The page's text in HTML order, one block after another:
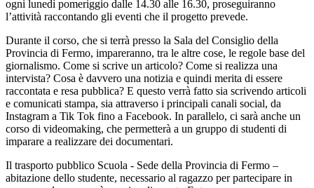
ogni lunedì pomeriggio dalle 14.30 alle 16.30, proseguiranno
l’attività raccontando gli eventi che il progetto prevede.
Durante il corso, che si terrà presso la Sala del Consiglio della
Provincia di Fermo, impareranno, tra le altre cose, le regole base del
giornalismo. Come si scrive un articolo? Come si realizza una
intervista? Cosa è davvero una notizia e quindi merita di essere
raccontata e resa pubblica? E questo verrà fatto sia scrivendo articoli
e comunicati stampa, sia attraverso i principali canali social, da
Instagram a Tik Tok fino a Facebook. In parallelo, ci sarà anche un
corso di videomaking, che permetterà a un gruppo di studenti di
imparare a realizzare dei documentari.
Il trasporto pubblico Scuola - Sede della Provincia di Fermo –
abitazione dello studente, necessario al ragazzo per partecipare in